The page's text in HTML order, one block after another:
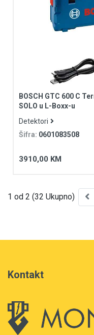
BOSCH GTC 600 C
SOLO u L-Boxx-u
Detektori
Šifra: 0601083508
3910,00 KM
1 od 2 (32 Ukupno)
Kontakt